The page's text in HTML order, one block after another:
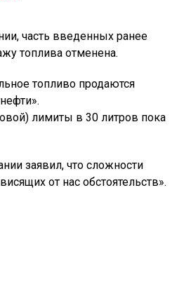
часть введенных ранее
топлива отменена.
топливо продаются
лимиты в 30 литров пока
заявил, что сложности
от нас обстоятельств».